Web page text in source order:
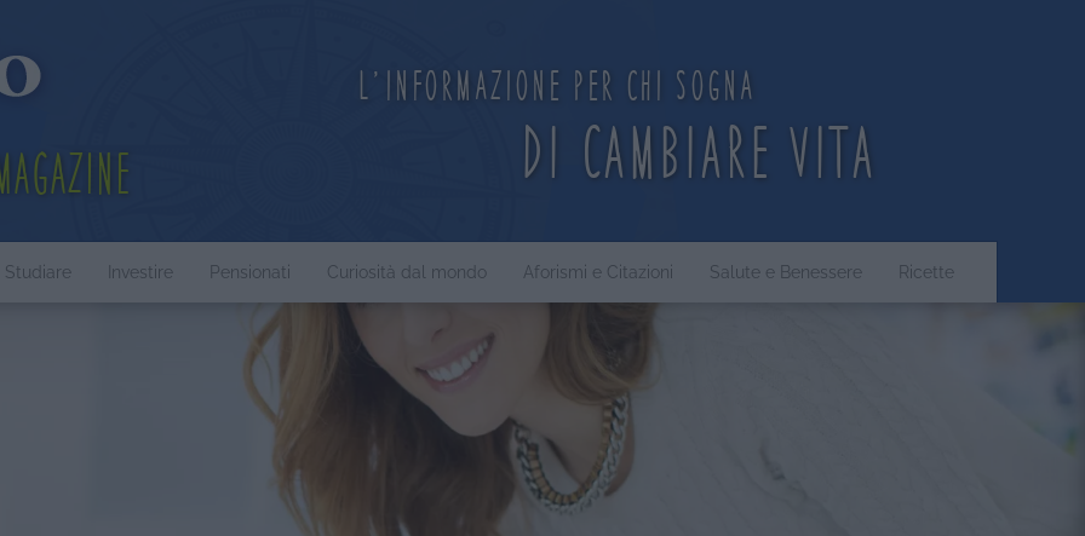
L'informazione per chi sogna
di cambiare vita
Studiare Investire Pensionati Curiosità dal mondo Aforismi e Citazioni Salute e Benessere Ricette